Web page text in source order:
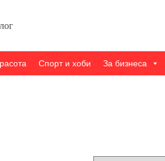
Спорт и хоби За бизнеса